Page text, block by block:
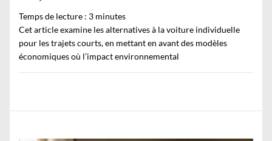
Temps de lecture : 3 minutes
Cet article examine les alternatives à la voiture individuelle
pour les trajets courts, en mettant en avant des modèles
économiques où l’impact environnemental